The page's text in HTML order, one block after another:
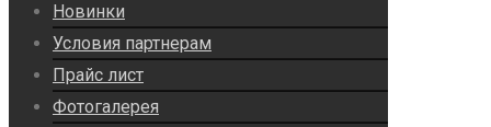
Новинки
Условия партнерам
Прайс лист
Фотогалерея